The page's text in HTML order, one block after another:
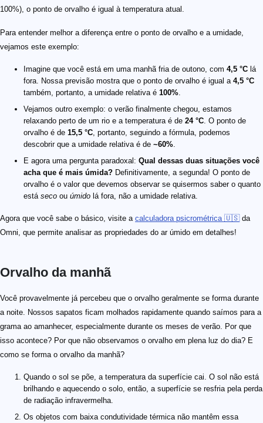
100%), o ponto de orvalho é igual à temperatura atual.
Para entender melhor a diferença entre o ponto de orvalho e a umidade,
vejamos este exemplo:
Imagine que você está em uma manhã fria de outono, com 4,5 °C lá
fora. Nossa previsão mostra que o ponto de orvalho é igual a 4,5 °C
também, portanto, a umidade relativa é 100%
Vejamos outro exemplo: o verão finalmente chegou, estamos
relaxando perto de um rio e a temperatura é de 24 °C . O ponto de
orvalho é de 15,5 °C , portanto, seguindo a fórmula, podemos
descobrir que a umidade relativa é de ~60%
E agora uma pergunta paradoxal: Qual dessas duas situações você
acha que é mais úmida? Definitivamente, a segunda! O ponto de
orvalho é o valor que devemos observar se quisermos saber o quanto
está seco ou úmido lá fora, não a umidade relativa.
Agora que você sabe o básico, visite a calculadora psicrométrica 🇺🇸da
Omni, que permite analisar as propriedades do ar úmido em detalhes!
Orvalho da manhã
Você provavelmente já percebeu que o orvalho geralmente se forma durante
a noite. Nossos sapatos ficam molhados rapidamente quando saímos para a
grama ao amanhecer, especialmente durante os meses de verão. Por que
isso acontece? Por que não observamos o orvalho em plena luz do dia? E
como se forma o orvalho da manhã?
Quando o sol se põe, a temperatura da superfície cai. O sol não está
brilhando e aquecendo o solo, então, a superfície se resfria pela perda
de radiação infravermelha.
Os objetos com baixa condutividade térmica não mantêm essa